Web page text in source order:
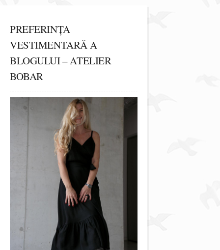
PREFERINȚA
VESTIMENTARĂ A
BLOGULUI – ATELIER
BOBAR